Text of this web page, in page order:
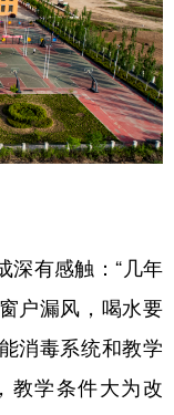
深有感触：“几年
户漏风，喝水要
消毒系统和教学
教学条件大为改